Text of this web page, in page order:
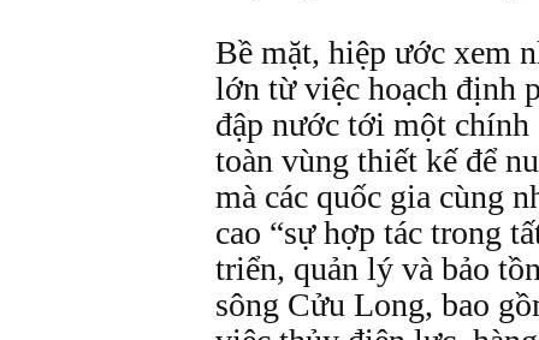
Bề mặt, hiệp ước xem
lớn từ việc hoạch định
đập nước tới một chính
toàn vùng thiết kế để
mà các quốc gia cùng
cao “sự hợp tác trong
triển, quản lý và bảo
sông Cửu Long, bao